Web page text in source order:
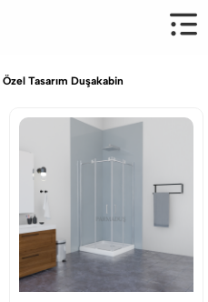
Özel Tasarım Duşakabin